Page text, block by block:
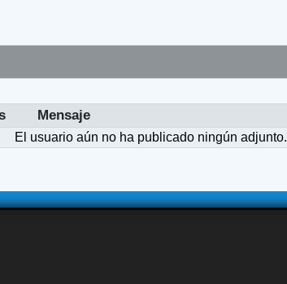
Mensaje
El usuario aún no ha publicado ningún adjunto.